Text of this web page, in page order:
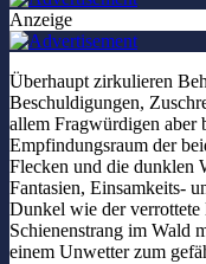
Anzeige
Überhaupt zirkulieren
Beschuldigungen,
allem Fragwürdigen aber
Empfindungsraum der
Flecken und die dunklen
Fantasien, Einsamkeits-
Dunkel wie der verrottete
Schienenstrang im Wald
einem Unwetter zum